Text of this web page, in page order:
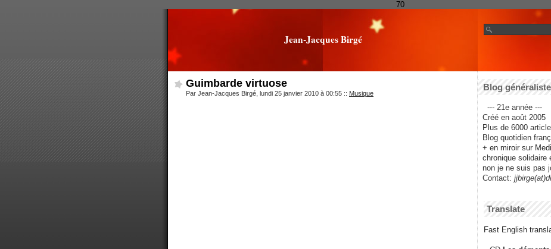
70
Jean-Jacques Birgé
Guimbarde virtuose
Par Jean-Jacques Birgé, lundi 25 janvier 2010 à 00:55 :: Musique
Blog généraliste
--- 21e année ---
Créé en août 2005
Plus de 6000
Blog quotidien
+ en miroir sur
chronique solidaire
non je ne suis pas
Contact:
Translate
Fast English